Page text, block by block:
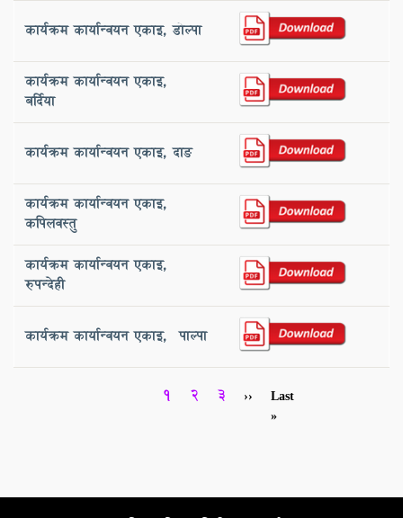
कार्यक्रम कार्यान्वयन एकाइ, डोल्पा
कार्यक्रम कार्यान्वयन एकाइ, ‌
बर्दिया
कार्यक्रम कार्यान्वयन एकाइ, ‌दाङ
कार्यक्रम कार्यान्वयन एकाइ,
‌कपिलवस्तु
कार्यक्रम कार्यान्वयन एकाइ,
‌रुपन्देही
कार्यक्रम कार्यान्वयन एकाइ, ‌ पाल्पा
Pagination
Current
1 Page
2 Page
3
Next
››
Last
page
Last
»